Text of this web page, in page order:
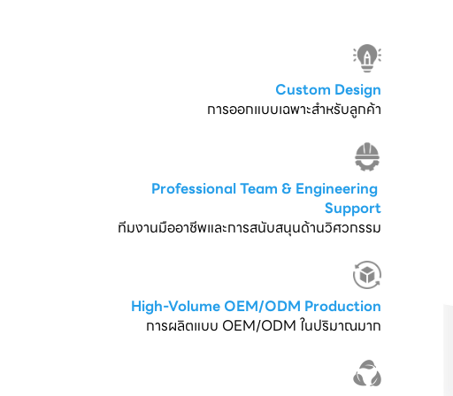
Custom Design
การออกแบบเฉพาะสำหรับลูกค้า
Professional Team & Engineering
Support
ทีมงานมืออาชีพและการสนับสนุนด้านวิศวกรรม
High-Volume OEM/ODM Production
การผลิตแบบ OEM/ODM ในปริมาณมาก